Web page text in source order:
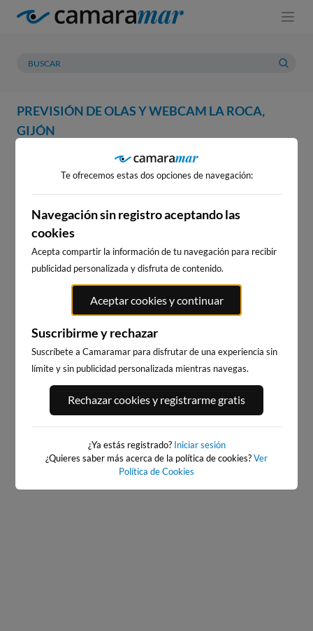
PREVISIÓN DE OLAS Y WEBCAM LA ROCA,
GIJÓN
PREVISIÓN METEOROLOGÍA
WEBCAM LA ROCA, GIJÓN
WEBCAMS CERCANAS
PLAYA DE SALINAS, SALINAS
26km · Salinas
CHOPI
PLAYA DE SALINAS, SALINAS
OESTE
26km · Salinas
0.5 m CHOPI
Te ofrecemos estas dos opciones de navegación:
Navegación sin registro aceptando las
cookies
Acepta compartir la información de tu navegación para recibir
publicidad personalizada y disfruta de contenido.
Aceptar cookies y continuar
Suscribirme y rechazar
Suscríbete a Camaramar para disfrutar de una experiencia sin
límite y sin publicidad personalizada mientras navegas.
Rechazar cookies y registrarme gratis
¿Ya estás registrado? Iniciar sesión
¿Quieres saber más acerca de la política de cookies?Ver
Política de Cookies